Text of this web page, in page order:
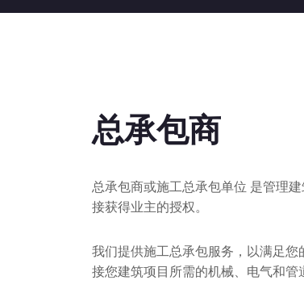
总承包商
总承包商或施工总承包单位 是管理
接获得业主的授权。
我们提供施工总承包服务，以满足
接您建筑项目所需的机械、电气和管